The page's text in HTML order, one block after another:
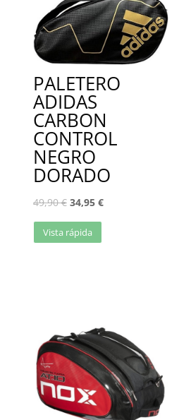
PALETERO
ADIDAS
CARBON
CONTROL
NEGRO
DORADO
49,90€ 34,95 €
Vista rápida